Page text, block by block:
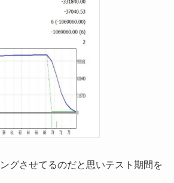
グさせてるのだと思いテスト期間を